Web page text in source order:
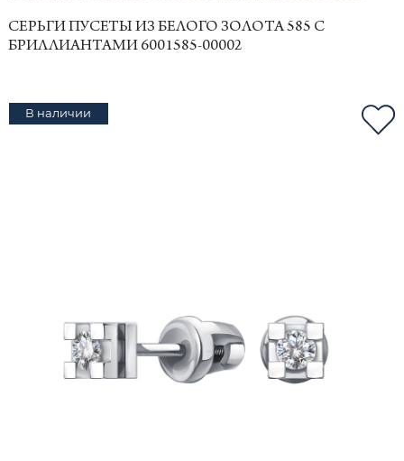
СЕРЬГИ ПУСЕТЫ ИЗ БЕЛОГО ЗОЛОТА 585 С
БРИЛЛИАНТАМИ 6001585-00002
В наличии